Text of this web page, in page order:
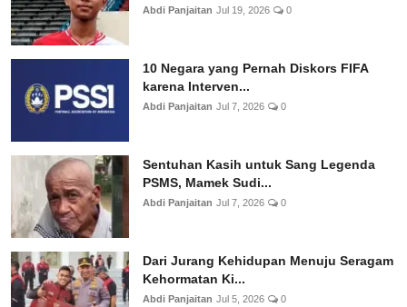
Abdi Panjaitan Jul 19, 2026 0
10 Negara yang Pernah Diskors FIFA
karena Interven...
Abdi Panjaitan Jul 7, 2026 0
Sentuhan Kasih untuk Sang Legenda
PSMS, Mamek Sudi...
Abdi Panjaitan Jul 7, 2026 0
Dari Jurang Kehidupan Menuju Seragam
Kehormatan Ki...
Abdi Panjaitan Jul 5, 2026 0